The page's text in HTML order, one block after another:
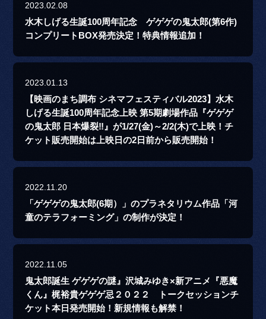
2023.02.08
水木しげる生誕100周年記念 ゲゲゲの鬼太郎(第6作)
コンプリートBOX発売決定！特典情報追加！
2023.01.13
【映画のまち調布 シネマフェスティバル2023】水木
しげる生誕100周年記念上映 第5期劇場作品『ゲゲゲ
の鬼太郎 日本爆裂‼』が1/27(金)～2/2(木)で上映！チ
ケット販売開始は上映日の2日前から販売開始！
2022.11.20
「ゲゲゲの鬼太郎(6期）」のプラネタリウム作品「河
童のテラフォーミング」の制作が決定！
2022.11.05
鬼太郎誕生 ゲゲゲの謎』沢城みゆき×新アニメ『悪魔
くん』梶裕貴ゲゲゲ忌２０２２ トークセッションチ
ケット本日発売開始！新規情報も解禁！